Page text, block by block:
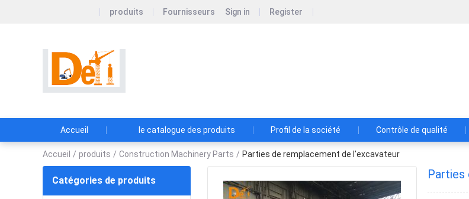
produits Fournisseurs Sign in Register
Accueil le catalogue des produits Profil de la société Contrôle de qualité
Accueil / produits / Construction Machinery Parts / Parties de remplacement de l'excavateur
Catégories de produits Parties